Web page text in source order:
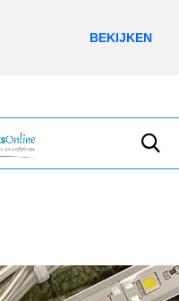
BEKIJKEN